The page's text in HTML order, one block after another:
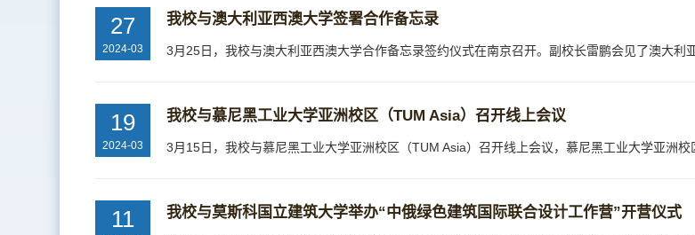
27
2024-03
我校与澳大利亚西澳大学签署合作备忘录
19
2024-03
我校与慕尼黑工业大学亚洲校区（TUM Asia）召开线上会议
11 我校与莫斯科国立建筑大学举办“中俄绿色建筑国际联合设计工作营”开营仪式